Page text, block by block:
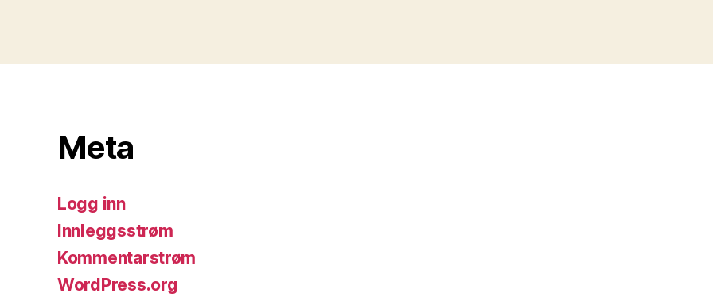
Meta
Logg inn
Innleggsstrøm
Kommentarstrøm
WordPress.org